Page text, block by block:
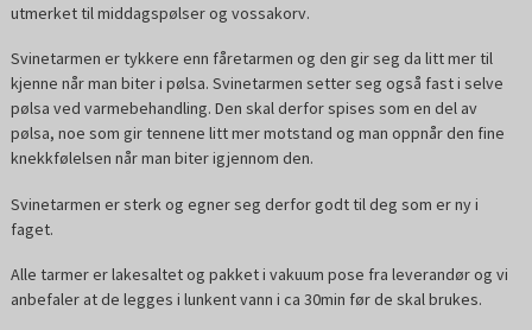
utmerket til middagspølser og vossakorv.
Svinetarmen er tykkere enn fåretarmen og den gir seg da litt mer til
kjenne når man biter i pølsa. Svinetarmen setter seg også fast i selve
pølsa ved varmebehandling. Den skal derfor spises som en del av
pølsa, noe som gir tennene litt mer motstand og man oppnår den fine
knekkfølelsen når man biter igjennom den.
Svinetarmen er sterk og egner seg derfor godt til deg som er ny i
faget.
Alle tarmer er lakesaltet og pakket i vakuum pose fra leverandør og vi
anbefaler at de legges i lunkent vann i ca 30min før de skal brukes.